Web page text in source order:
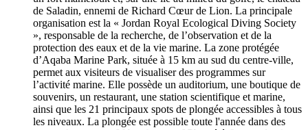
de Saladin, ennemi de Richard Cœur de Lion. La principale
organisation est la « Jordan Royal Ecological Diving Society
», responsable de la recherche, de l’observation et de la
protection des eaux et de la vie marine. La zone protégée
d’Aqaba Marine Park, située à 15 km au sud du centre-ville,
permet aux visiteurs de visualiser des programmes sur
l’activité marine. Elle possède un auditorium, une boutique de
souvenirs, un restaurant, une station scientifique et marine,
ainsi que les 21 principaux spots de plongée accessibles à tous
les niveaux. La plongée est possible toute l'année dans des